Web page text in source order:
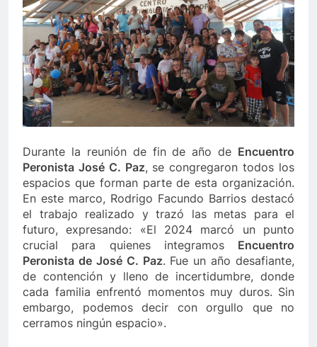
Durante la reunión de fin de año de Encuentro
Peronista José C. Paz, se congregaron todos los
espacios que forman parte de esta organización.
En este marco, Rodrigo Facundo Barrios destacó
el trabajo realizado y trazó las metas para el
futuro, expresando: «El 2024 marcó un punto
crucial para quienes integramos Encuentro
Peronista de José C. Paz. Fue un año desafiante,
de contención y lleno de incertidumbre, donde
cada familia enfrentó momentos muy duros. Sin
embargo, podemos decir con orgullo que no
cerramos ningún espacio».